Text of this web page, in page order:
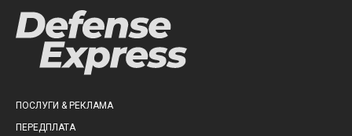
ПОСЛУГИ & РЕКЛАМА
ПЕРЕДПЛАТА